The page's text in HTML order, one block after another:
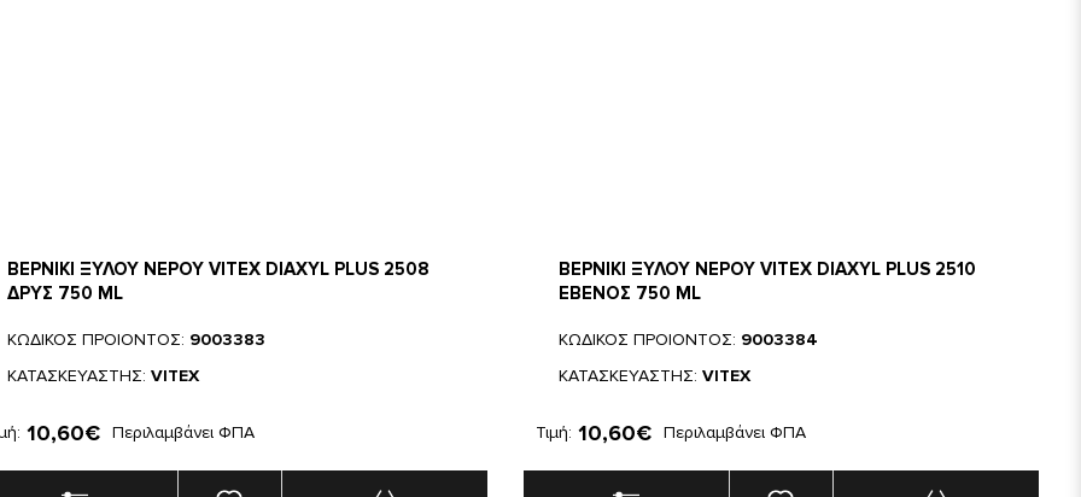
ΒΕΡΝΙΚΙ ΞΥΛΟΥ ΝΕΡΟΥ VITEX DIAXYL PLUS 2508
ΔΡΥΣ 750 ML
ΚΩΔΙΚΟΣ ΠΡΟΙΟΝΤΟΣ: 9003383
ΚΑΤΑΣΚΕΥΑΣΤΗΣ: VITEX
10,60€ Περιλαμβάνει ΦΠΑ
ΒΕΡΝΙΚΙ ΞΥΛΟΥ ΝΕΡΟΥ VITEX DIAXYL PLUS 2510
ΕΒΕΝΟΣ 750 ML
ΚΩΔΙΚΟΣ ΠΡΟΙΟΝΤΟΣ: 9003384
ΚΑΤΑΣΚΕΥΑΣΤΗΣ: VITEX
Τιμή: 10,60€ Περιλαμβάνει ΦΠΑ